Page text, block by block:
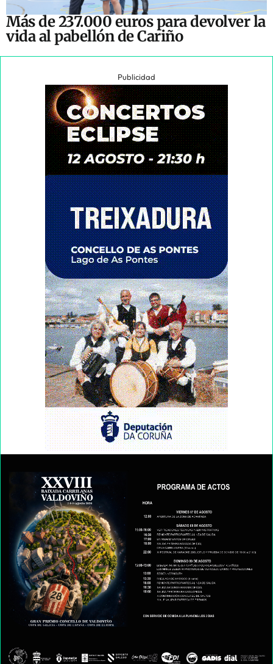
Más de 237.000 euros para devolver la
vida al pabellón de Cariño
Publicidad